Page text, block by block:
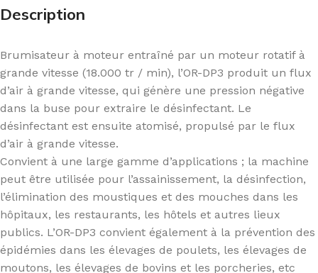
Description
Brumisateur à moteur entraîné par un moteur rotatif à
grande vitesse (18.000 tr / min), l’OR-DP3 produit un flux
d’air à grande vitesse, qui génère une pression négative
dans la buse pour extraire le désinfectant. Le
désinfectant est ensuite atomisé, propulsé par le flux
d’air à grande vitesse.
Convient à une large gamme d’applications ; la machine
peut être utilisée pour l’assainissement, la désinfection,
l’élimination des moustiques et des mouches dans les
hôpitaux, les restaurants, les hôtels et autres lieux
publics. L’OR-DP3 convient également à la prévention des
épidémies dans les élevages de poulets, les élevages de
moutons, les élevages de bovins et les porcheries, etc